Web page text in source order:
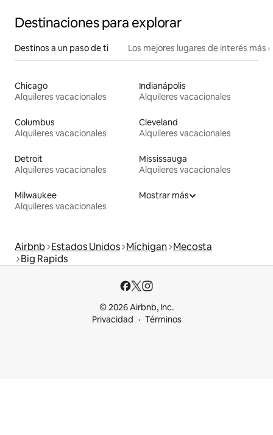
Destinaciones para explorar
Destinos a un paso de ti Los mejores lugares de interés más
Chicago
Alquileres vacacionales
Indianápolis
Alquileres vacacionales
Columbus
Alquileres vacacionales
Cleveland
Alquileres vacacionales
Detroit
Alquileres vacacionales
Mississauga
Alquileres vacacionales
Milwaukee
Alquileres vacacionales
Mostrar más
Airbnb Estados Unidos Míchigan Mecosta
Big Rapids
© 2026 Airbnb, Inc.
Privacidad
Términos